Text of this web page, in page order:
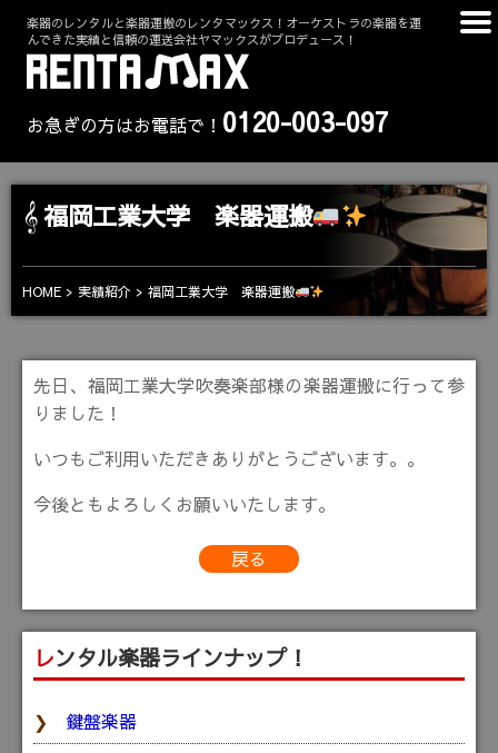
楽器のレンタルと楽器運搬のレンタマックス！オーケストラの楽器を運
んできた実績と信頼の運送会社ヤマックスがプロデュース！
お急ぎの方はお電話で！ 0120-003-097
福岡工業大学 楽器運搬
HOME 実績紹介 福岡工業大学 楽器運搬
先日、福岡工業大学吹奏楽部様の楽器運搬に行って参
りました！
いつもご利用いただきありがとうございます。。
今後ともよろしくお願いいたします。
戻る
レンタル楽器ラインナップ！
鍵盤楽器